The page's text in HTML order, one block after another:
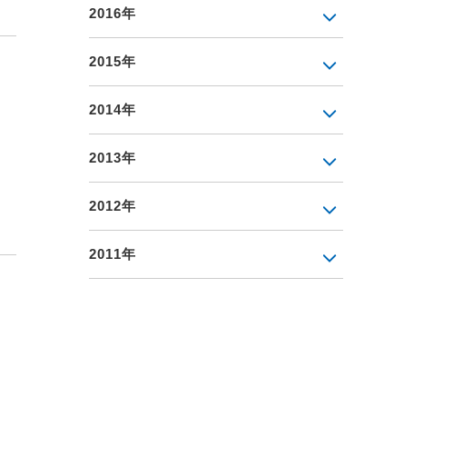
2016年
2015年
2014年
2013年
2012年
2011年